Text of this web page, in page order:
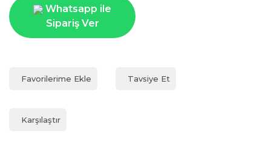
Whatsapp ile
Sipariş Ver
Tavsiye Et
Karşılaştır